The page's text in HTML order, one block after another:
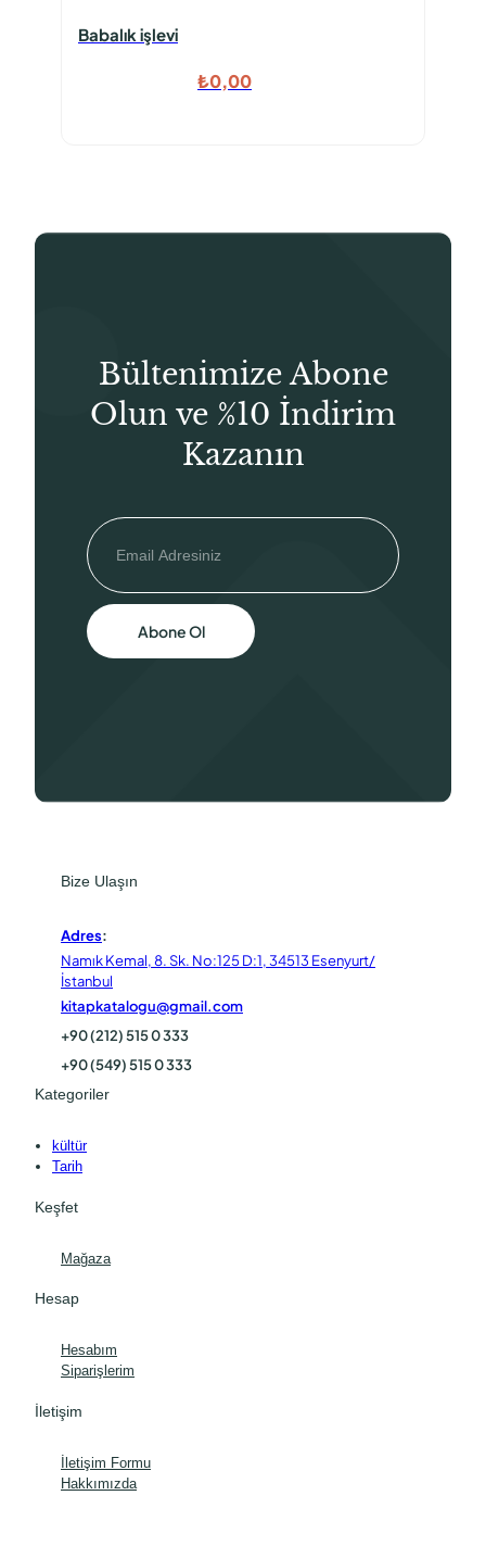
Babalık işlevi
₺0,00
Bültenimize Abone
Olun ve %10 İndirim
Kazanın
Abone Ol
Bize Ulaşın
Adres:
Namık Kemal, 8. Sk. No:125 D:1, 34513 Esenyurt/
İstanbul
kitapkatalogu@gmail.com
+90 (212) 515 0 333
+90 (549) 515 0 333
Kategoriler
kültür
Tarih
Keşfet
Mağaza
Hesap
Hesabım
Siparişlerim
İletişim
İletişim Formu
Hakkımızda